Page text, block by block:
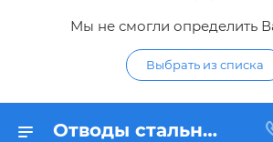
Мы не смогли определить
Выбрать из списка
Отводы стальные 108 мм под 90 градусов - купить отвод 108мм из стали 90 градусов по низким ценам в интернет-магазине Гидропромтехника в Курске